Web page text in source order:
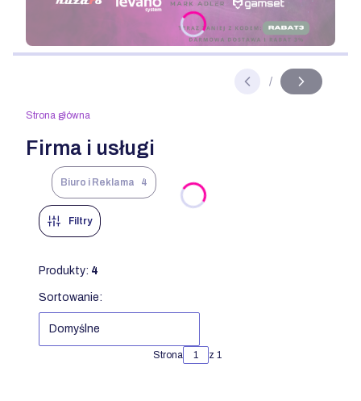
Naciśnij Enter lub spację, aby otworzyć stronę.
Slajd
/
z
Strona główna
Firma i usługi
Biuro i Reklama 4
Filtry
Produkty: 4
Lista produktów
Sortowanie:
Domyślne
Strona z 1